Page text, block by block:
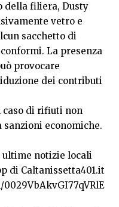
della filiera, Dusty
vetro e
sacchetto di
La presenza
provocare
dei contributi
caso di rifiuti non
sanzioni economiche.
notizie locali
di Caltanissetta401.it